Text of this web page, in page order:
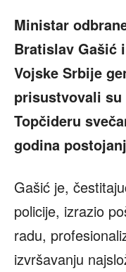
Ministar
Bratislav Gašić
Vojske Srbije
prisustvovali su
Topčideru
godina
Gašić je,
policije, izrazio
radu,
izvršavanju